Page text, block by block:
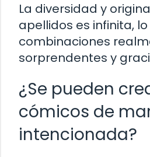
La diversidad y
apellidos es infinita,
combinaciones
sorprendentes y
¿Se pueden
cómicos de
intencionada?